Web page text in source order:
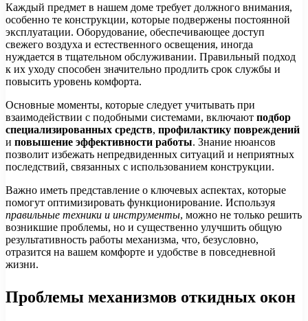
Каждый предмет в нашем доме требует должного внимания,
особенно те конструкции, которые подвержены постоянной
эксплуатации. Оборудование, обеспечивающее доступ
свежего воздуха и естественного освещения, иногда
нуждается в тщательном обслуживании. Правильный подход
к их уходу способен значительно продлить срок службы и
повысить уровень комфорта.
Основные моменты, которые следует учитывать при
взаимодействии с подобными системами, включают подбор
специализированных средств, профилактику повреждений
и повышение эффективности работы. Знание нюансов
позволит избежать непредвиденных ситуаций и неприятных
последствий, связанных с использованием конструкции.
Важно иметь представление о ключевых аспектах, которые
помогут оптимизировать функционирование. Используя
правильные техники и инструменты, можно не только решить
возникшие проблемы, но и существенно улучшить общую
результативность работы механизма, что, безусловно,
отразится на вашем комфорте и удобстве в повседневной
жизни.
Проблемы механизмов откидных окон